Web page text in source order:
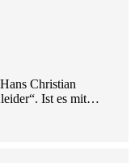
Christian
Ist es mit…